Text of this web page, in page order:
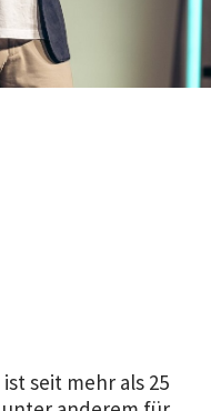
seit mehr als 25